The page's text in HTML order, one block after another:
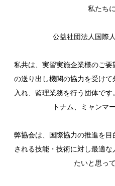
私たち
公益社団法人国際
私共は、実習実施企業様のご
の送り出し機関の協力を受け
入れ、監理業務を行う団体で
トナム、ミャンマ
弊協会は、国際協力の推進を
される技能・技術に対し最適
たいと思っ